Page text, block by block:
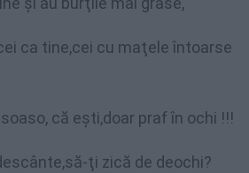
ca tine,cei cu maţele întoarse
că eşti,doar praf în ochi !!!
ţi zică de deochi?